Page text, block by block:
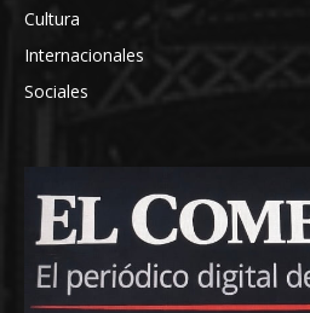
Cultura
Internacionales
Sociales